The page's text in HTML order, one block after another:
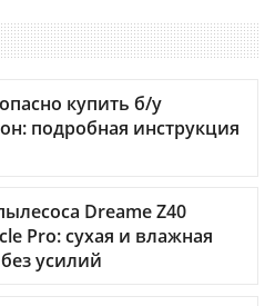
купить б/у
подробная инструкция
Dreame Z40
Pro: сухая и влажная
усилий